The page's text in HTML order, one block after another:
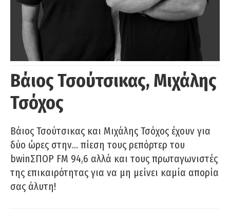
Βάιος Τσούτσικας, Μιχάλης
Τσόχος
Βάιος Τσούτσικας και Μιχάλης Τσόχος έχουν για
δύο ώρες στην… πίεση τους ρεπόρτερ του
bwinΣΠΟΡ FM 94,6 αλλά και τους πρωταγωνιστές
της επικαιρότητας για να μη μείνει καμία απορία
σας άλυτη!